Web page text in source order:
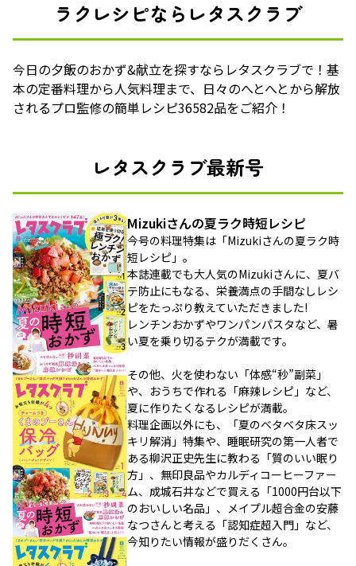
ラクレシピならレタスクラブ
今日の夕飯のおかず&献立を探すならレタスクラブで！基
本の定番料理から人気料理まで、日々のへとへとから解放
されるプロ監修の簡単レシピ36582品をご紹介！
レタスクラブ最新号
Mizukiさんの夏ラク時短レシピ
今号の料理特集は「Mizukiさんの夏ラク時
短レシピ」。
本誌連載でも大人気のMizukiさんに、夏バ
テ防止にもなる、栄養満点の手間なしレシ
ピをたっぷり教えていただきました!
レンチンおかずやワンパンパスタなど、暑
い夏を乗り切るテクが満載です。
その他、火を使わない「体感“秒”副菜」
や、おうちで作れる「麻辣レシピ」など、
夏に作りたくなるレシピが満載。
料理企画以外にも、「夏のベタベタ床スッ
キリ解消」特集や、睡眠研究の第一人者で
ある柳沢正史先生に教わる「質のいい眠り
方」、無印良品やカルディコーヒーファー
ム、成城石井などで買える「1000円台以下
のおいしい名品」、メイプル超合金の安藤
なつさんと考える「認知症超入門」など、
今知りたい情報が盛りだくさん。